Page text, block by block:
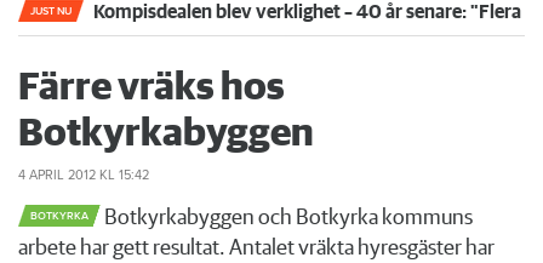
JUST NU Kompisdealen blev verklighet – 40 år senare: "Flera
Färre vräks hos
Botkyrkabyggen
4 APRIL 2012 KL 15:42
BOTKYRKA
Botkyrkabyggen och Botkyrka kommuns
arbete har gett resultat. Antalet vräkta hyresgäster har